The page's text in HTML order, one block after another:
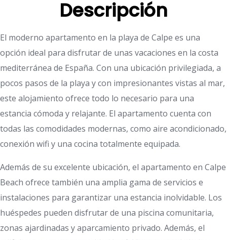
Descripción
El moderno apartamento en la playa de Calpe es una
opción ideal para disfrutar de unas vacaciones en la costa
mediterránea de España. Con una ubicación privilegiada, a
pocos pasos de la playa y con impresionantes vistas al mar,
este alojamiento ofrece todo lo necesario para una
estancia cómoda y relajante. El apartamento cuenta con
todas las comodidades modernas, como aire acondicionado,
conexión wifi y una cocina totalmente equipada.
Además de su excelente ubicación, el apartamento en Calpe
Beach ofrece también una amplia gama de servicios e
instalaciones para garantizar una estancia inolvidable. Los
huéspedes pueden disfrutar de una piscina comunitaria,
zonas ajardinadas y aparcamiento privado. Además, el